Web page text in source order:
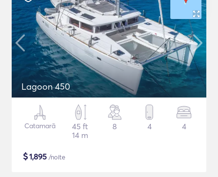
Lagoon 450
Catamarã
45 ft
14 m
8 4 4
$1,895 /noite